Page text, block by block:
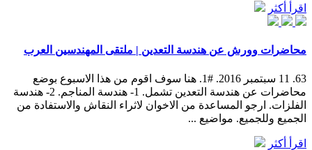
اقرأ أكثر
محاضرات وورش عن هندسة التعدين | ملتقى المهندسين العرب
63. 11 سبتمبر 2016. #1. هنا سوف اقوم من هذا الاسبوع بوضع
محاضرات عن هندسة التعدين تشمل. 1- هندسة المناجم. 2- هندسة
الفلزات. ارجو المساعدة من الاخوان لاثراء النقاش والاستفادة من
الجميع وللجميع. مواضيع ...
اقرأ أكثر